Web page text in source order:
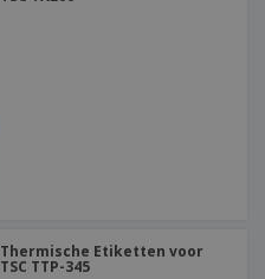
Thermische Etiketten voor
TSC TTP-345